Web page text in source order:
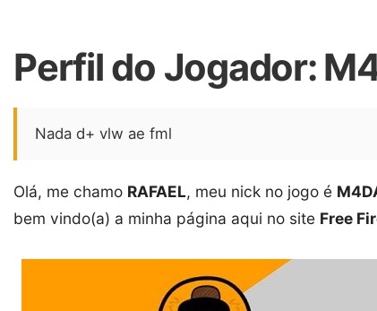
Perfil do Jogador: ㅤ
Nada d+ vlw ae fml
Olá, me chamo RAFAEL, meu nick no jogo é ㅤ
bem vindo(a) a minha página aqui no site Free